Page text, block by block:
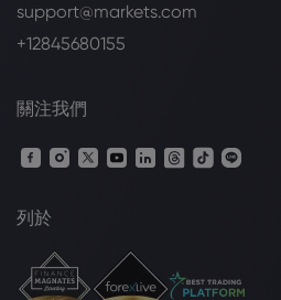
support@markets.com
+12845680155
關注我們
列於